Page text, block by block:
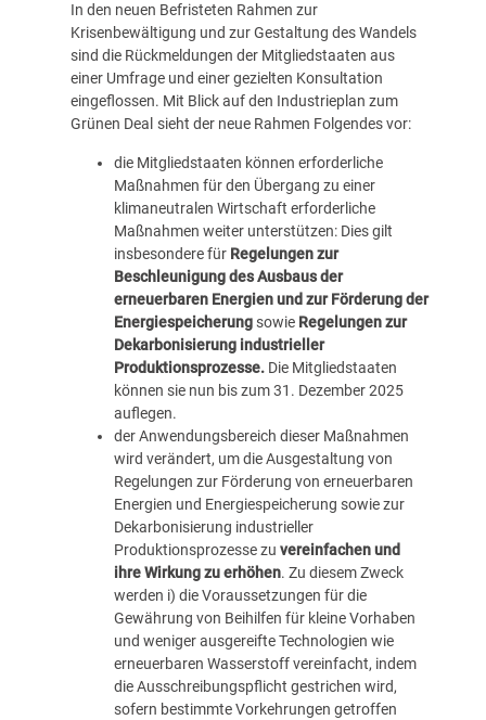
In den neuen Befristeten Rahmen zur
Krisenbewältigung und zur Gestaltung des Wandels
sind die Rückmeldungen der Mitgliedstaaten aus
einer Umfrage und einer gezielten Konsultation
eingeflossen. Mit Blick auf den Industrieplan zum
Grünen Deal sieht der neue Rahmen Folgendes vor:
die Mitgliedstaaten können erforderliche
Maßnahmen für den Übergang zu einer
klimaneutralen Wirtschaft erforderliche
Maßnahmen weiter unterstützen: Dies gilt
insbesondere für Regelungen zur
Beschleunigung des Ausbaus der
erneuerbaren Energien und zur Förderung der
EnergiespeicherungsowieRegelungen zur
Dekarbonisierung industrieller
Produktionsprozesse. Die Mitgliedstaaten
können sie nun bis zum 31. Dezember 2025
auflegen.
der Anwendungsbereich dieser Maßnahmen
wird verändert, um die Ausgestaltung von
Regelungen zur Förderung von erneuerbaren
Energien und Energiespeicherung sowie zur
Dekarbonisierung industrieller
Produktionsprozesse zu vereinfachen und
ihre Wirkung zu erhöhen. Zu diesem Zweck
werden i) die Voraussetzungen für die
Gewährung von Beihilfen für kleine Vorhaben
und weniger ausgereifte Technologien wie
erneuerbaren Wasserstoff vereinfacht, indem
die Ausschreibungspflicht gestrichen wird,
sofern bestimmte Vorkehrungen getroffen